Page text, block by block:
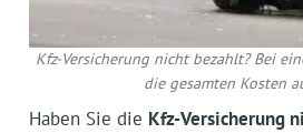
Kfz-Versicherung nicht bezahlt? Bei
die gesamten Kosten
Haben Sie die Kfz-Versicherung